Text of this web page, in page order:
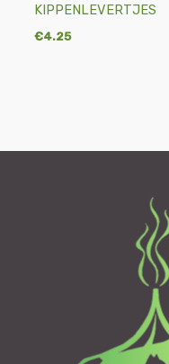
KIPPENLEVERTJES
€4.25